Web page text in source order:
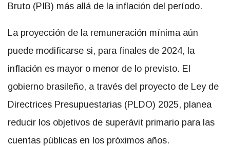
Bruto (PIB) más allá de la inflación del período.
La proyección de la remuneración mínima aún
puede modificarse si, para finales de 2024, la
inflación es mayor o menor de lo previsto. El
gobierno brasileño, a través del proyecto de Ley de
Directrices Presupuestarias (PLDO) 2025, planea
reducir los objetivos de superávit primario para las
cuentas públicas en los próximos años.